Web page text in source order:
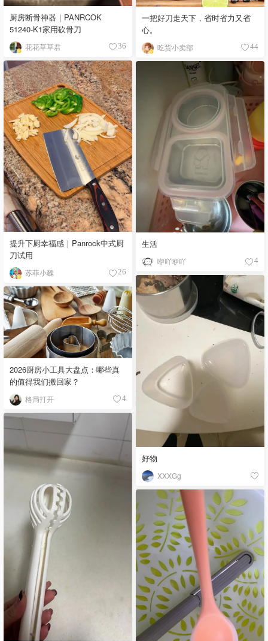
厨房断骨神器｜PANRCOK
51240-K1家用砍骨刀
花花草草君 36
一把好刀走天下，省时省力又省
心。
吃货小卖部 44
提升下厨幸福感｜Panrock中式厨
刀试用
苏菲小魏 26
生活
咿吖咿吖 4
好物
XXXGg
2026厨房小工具大盘点：哪些真
的值得我们搬回家？
格局打开 4